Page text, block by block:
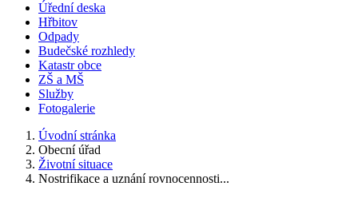
Úřední deska
Hřbitov
Odpady
Budečské rozhledy
Katastr obce
ZŠ a MŠ
Služby
Fotogalerie
Úvodní stránka
Obecní úřad
Životní situace
Nostrifikace a uznání rovnocennosti...